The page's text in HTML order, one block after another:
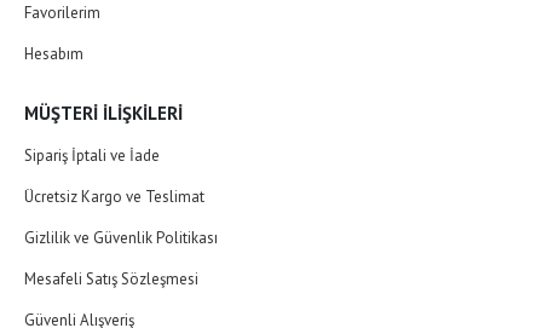
Favorilerim
Hesabım
MÜŞTERI İLIŞKILERI
Sipariş İptali ve İade
Ücretsiz Kargo ve Teslimat
Gizlilik ve Güvenlik Politikası
Mesafeli Satış Sözleşmesi
Güvenli Alışveriş